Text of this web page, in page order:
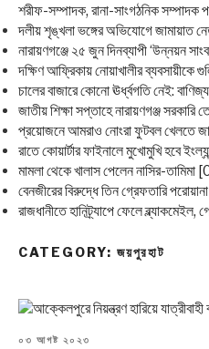
শরীফ-সম্পাদক, রানা-সাংগঠনিক সম্পাদক
দলীয় শৃঙ্খলা ভঙ্গের অভিযোগে জামায়াত
​নারায়ণগঞ্জে ২৫ জুন দিনব্যাপী ‘উন্নয়ন
দক্ষিণ আফ্রিকায় নোয়াখালীর ব্যবসায়ীকে
চালের বাজারে কোনো ঊর্ধ্বগতি নেই:
জাতীয় শিক্ষা সপ্তাহে নারায়ণগঞ্জ
প্রয়োজনে আমরাও নোংরা ফুটবল খেলতে
রাতে কোয়ার্টার ফাইনালে মুখোমুখি হবে
মামলা থেকে খালাস পেলেন নাসির-তামিমা
বেনজীরের বিরুদ্ধে তিন গ্রেফতারি
রাজধানীতে হানিট্র্যাপে ফেলে
CATEGORY: জয়পুরহাট
POSTED
০৩ আগষ্ট ২০২৩